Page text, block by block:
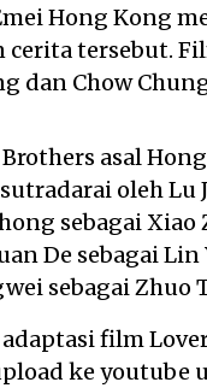
Hong Kong
cerita tersebut.
dan Chow
asal
oleh Lu
sebagai
De sebagai
sebagai Zhuo
film
ke